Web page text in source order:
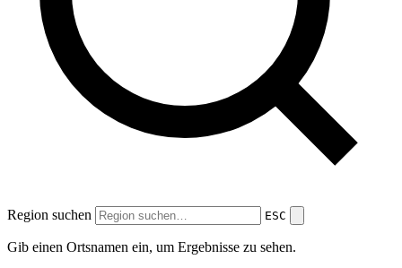
Region suchen ESC
Gib einen Ortsnamen ein, um Ergebnisse zu sehen.